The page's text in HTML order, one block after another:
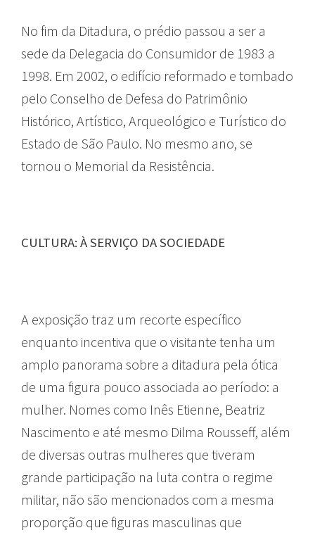
No fim da Ditadura, o prédio passou a ser a
sede da Delegacia do Consumidor de 1983 a
1998. Em 2002, o edifício reformado e tombado
pelo Conselho de Defesa do Patrimônio
Histórico, Artístico, Arqueológico e Turístico do
Estado de São Paulo. No mesmo ano, se
tornou o Memorial da Resistência.
CULTURA: À SERVIÇO DA SOCIEDADE
A exposição traz um recorte específico
enquanto incentiva que o visitante tenha um
amplo panorama sobre a ditadura pela ótica
de uma figura pouco associada ao período: a
mulher. Nomes como Inês Etienne, Beatriz
Nascimento e até mesmo Dilma Rousseff, além
de diversas outras mulheres que tiveram
grande participação na luta contra o regime
militar, não são mencionados com a mesma
proporção que figuras masculinas que